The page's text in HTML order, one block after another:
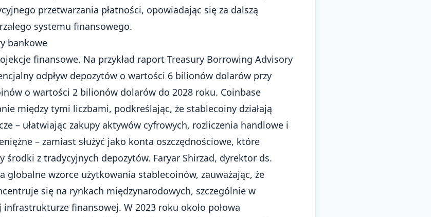
przetwarzania płatności, opowiadając się za dalszą
systemu finansowego.
bankowe
finansowe. Na przykład raport Treasury Borrowing Advisory
odpływ depozytów o wartości 6 bilionów dolarów przy
o wartości 2 bilionów dolarów do 2028 roku. Coinbase
między tymi liczbami, podkreślając, że stablecoiny działają
– ułatwiając zakupy aktywów cyfrowych, rozliczenia handlowe i
– zamiast służyć jako konta oszczędnościowe, które
środki z tradycyjnych depozytów. Faryar Shirzad, dyrektor ds.
globalne wzorce użytkowania stablecoinów, zauważając, że
się na rynkach międzynarodowych, szczególnie w
finansowej. W 2023 roku około połowa